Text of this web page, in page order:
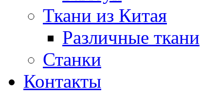
Ткани из Китая
Различные ткани
Станки
Контакты